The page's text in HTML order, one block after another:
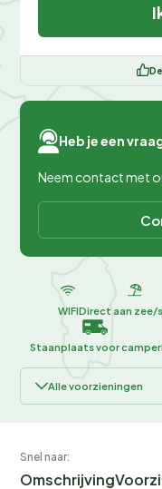
Heb je een
Neem contact met
WIFIDirect aan zee/
Staanplaats voor camper
Alle voorzieningen
Snel naar:
Omschrijving